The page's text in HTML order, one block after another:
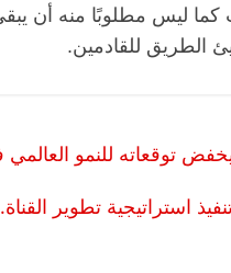
كما ليس مطلوبًا منه أن
الطريق للقادمين.
للنمو العالمي في 2023 إلى
استراتيجية تطوير